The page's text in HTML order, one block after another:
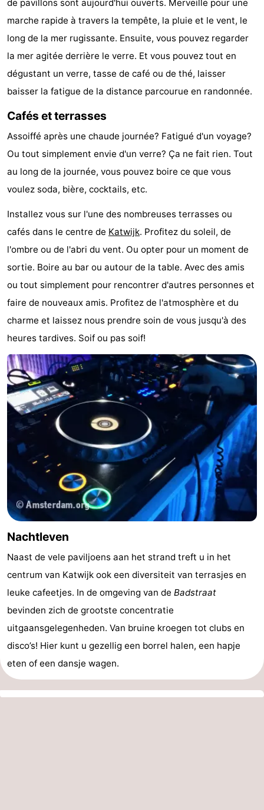
aan
Zee
Noordhollands
duinreservaat
-
Wijk
aan
Zee
Nature
Zuid-
-
Amsterdam
-
Zandvoort
Hollande-
Méridionale
-
-
Hollands
Noordwijk
-
La
Haye
-
Rotterdam
-
Rockanje
Météo
Contact
de pavillons sont aujourd'hui ouverts. Merveille pour une
marche rapide à travers la tempête, la pluie et le vent, le
long de la mer rugissante. Ensuite, vous pouvez regarder
la mer agitée derrière le verre. Et vous pouvez tout en
dégustant un verre, tasse de café ou de thé, laisser
baisser la fatigue de la distance parcourue en randonnée.
Cafés et terrasses
Assoiffé après une chaude journée? Fatigué d'un voyage?
Ou tout simplement envie d'un verre? Ça ne fait rien. Tout
au long de la journée, vous pouvez boire ce que vous
voulez soda, bière, cocktails, etc.
Installez vous sur l'une des nombreuses terrasses ou
cafés dans le centre de Katwijk. Profitez du soleil, de
l'ombre ou de l'abri du vent. Ou opter pour un moment de
sortie. Boire au bar ou autour de la table. Avec des amis
ou tout simplement pour rencontrer d'autres personnes et
faire de nouveaux amis. Profitez de l'atmosphère et du
charme et laissez nous prendre soin de vous jusqu'à des
heures tardives. Soif ou pas soif!
Nachtleven
Naast de vele paviljoens aan het strand treft u in het
centrum van Katwijk ook een diversiteit van terrasjes en
leuke cafeetjes. In de omgeving van de Badstraat
bevinden zich de grootste concentratie
uitgaansgelegenheden. Van bruine kroegen tot clubs en
disco’s! Hier kunt u gezellig een borrel halen, een hapje
eten of een dansje wagen.